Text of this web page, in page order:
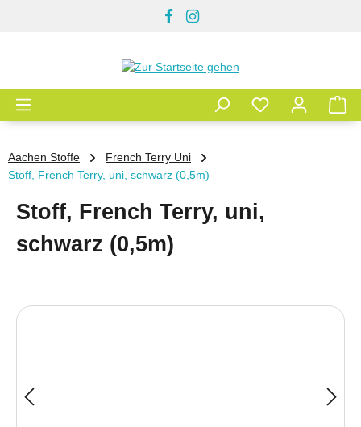
Aachen Stoffe
French Terry Uni
Stoff, French Terry, uni, schwarz (0,5m)
Stoff, French Terry, uni,
schwarz (0,5m)
Bildergalerie überspringen